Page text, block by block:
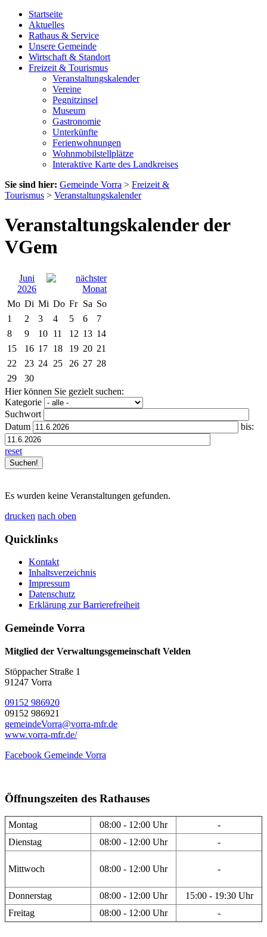
Startseite
Aktuelles
Rathaus & Service
Unsere Gemeinde
Wirtschaft & Standort
Freizeit & Tourismus
Veranstaltungskalender
Vereine
Pegnitzinsel
Museum
Gastronomie
Unterkünfte
Ferienwohnungen
Wohnmobilstellplätze
Interaktive Karte des Landkreises
Sie sind hier: Gemeinde Vorra > Freizeit &
Tourismus > Veranstaltungskalender
Veranstaltungskalender der
VGem
Juni
2026
Mo Di Mi Do Fr Sa So
1
2 3 4 5 6
7
8
9 10 11 12 13 14
15
16 17 18 19 20 21
22
23 24 25 26 27 28
29
30
Hier können Sie gezielt suchen:
Kategorie
Suchwort
Datum
bis:
reset
Es wurden keine Veranstaltungen gefunden.
drucken nach oben
Quicklinks
Kontakt
Inhaltsverzeichnis
Impressum
Datenschutz
Erklärung zur Barrierefreiheit
Gemeinde Vorra
Mitglied der Verwaltungsgemeinschaft Velden
Stöppacher Straße 1
91247 Vorra
09152 986920
09152 986921
gemeindeVorra@vorra-mfr.de
www.vorra-mfr.de/
Facebook Gemeinde Vorra
Öffnungszeiten des Rathauses
Montag 08:00 - 12:00 Uhr
-
Dienstag
08:00 - 12:00 Uhr -
Mittwoch 08:00 - 12:00 Uhr -
Donnerstag 08:00 - 12:00 Uhr
15:00 - 19:30 Uhr
Freitag
08:00 - 12:00 Uhr -